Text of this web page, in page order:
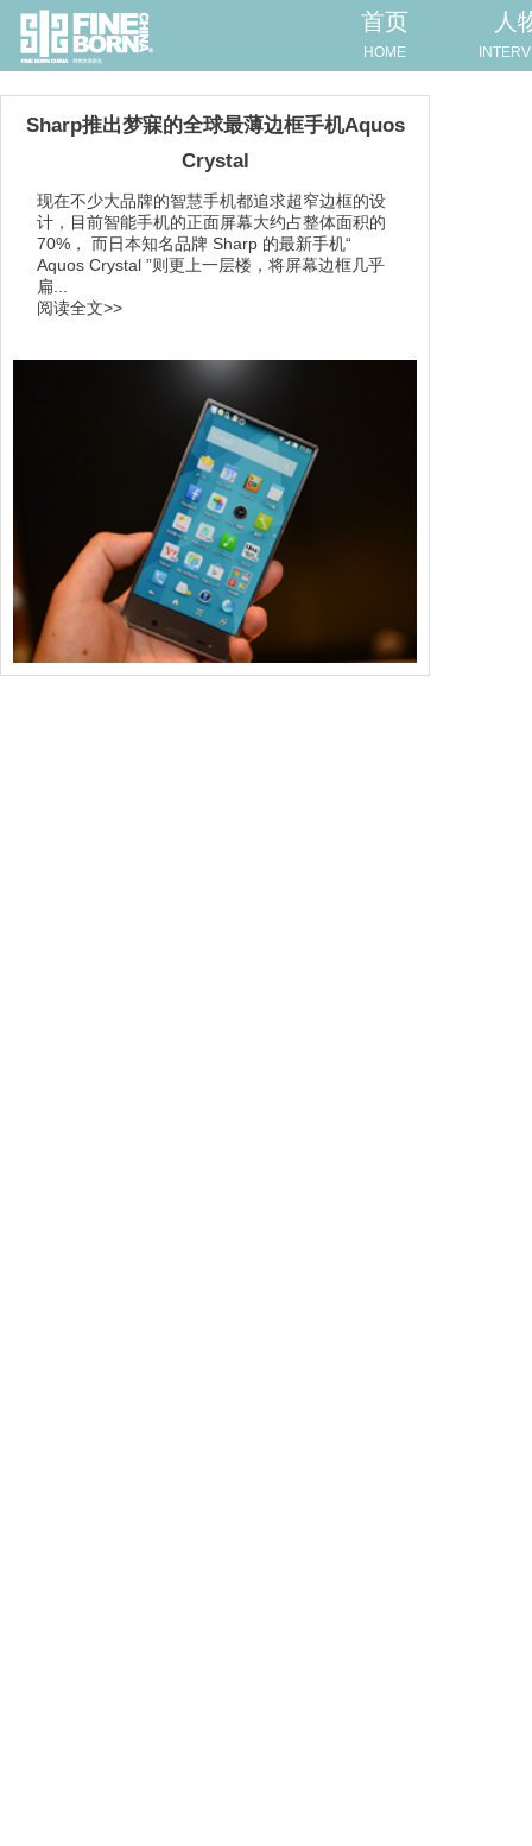
首页
HOME
人
Sharp推出梦寐的全球最薄边框手机Aquos
Crystal
现在不少大品牌的智慧手机都追求超窄边框的设
计，目前智能手机的正面屏幕大约占整体面积的
70%， 而日本知名品牌 Sharp 的最新手机“
Aquos Crystal ”则更上一层楼，将屏幕边框几乎
扁...
阅读全文>>